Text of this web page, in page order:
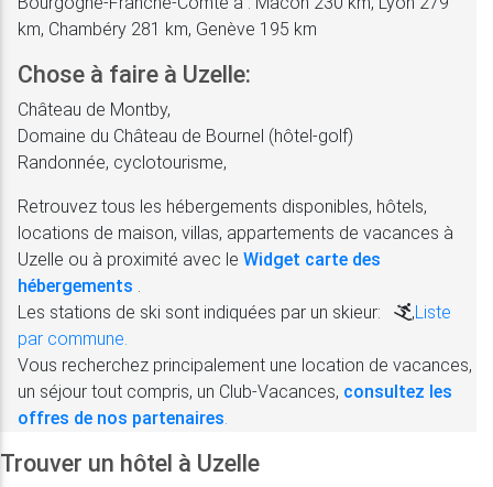
km, Chambéry 281 km, Genève 195 km
Chose à faire à Uzelle:
Château de Montby,
Domaine du Château de Bournel (hôtel-golf)
Randonnée, cyclotourisme,
Retrouvez tous les hébergements disponibles, hôtels,
locations de maison, villas, appartements de vacances à
Uzelle ou à proximité avec le Widget carte des
hébergements
Les stations de ski sont indiquées par un skieur:
,Liste
par commune.
Vous recherchez principalement une location de vacances,
un séjour tout compris, un Club-Vacances, consultez les
offres de nos partenaires
Trouver un hôtel à Uzelle